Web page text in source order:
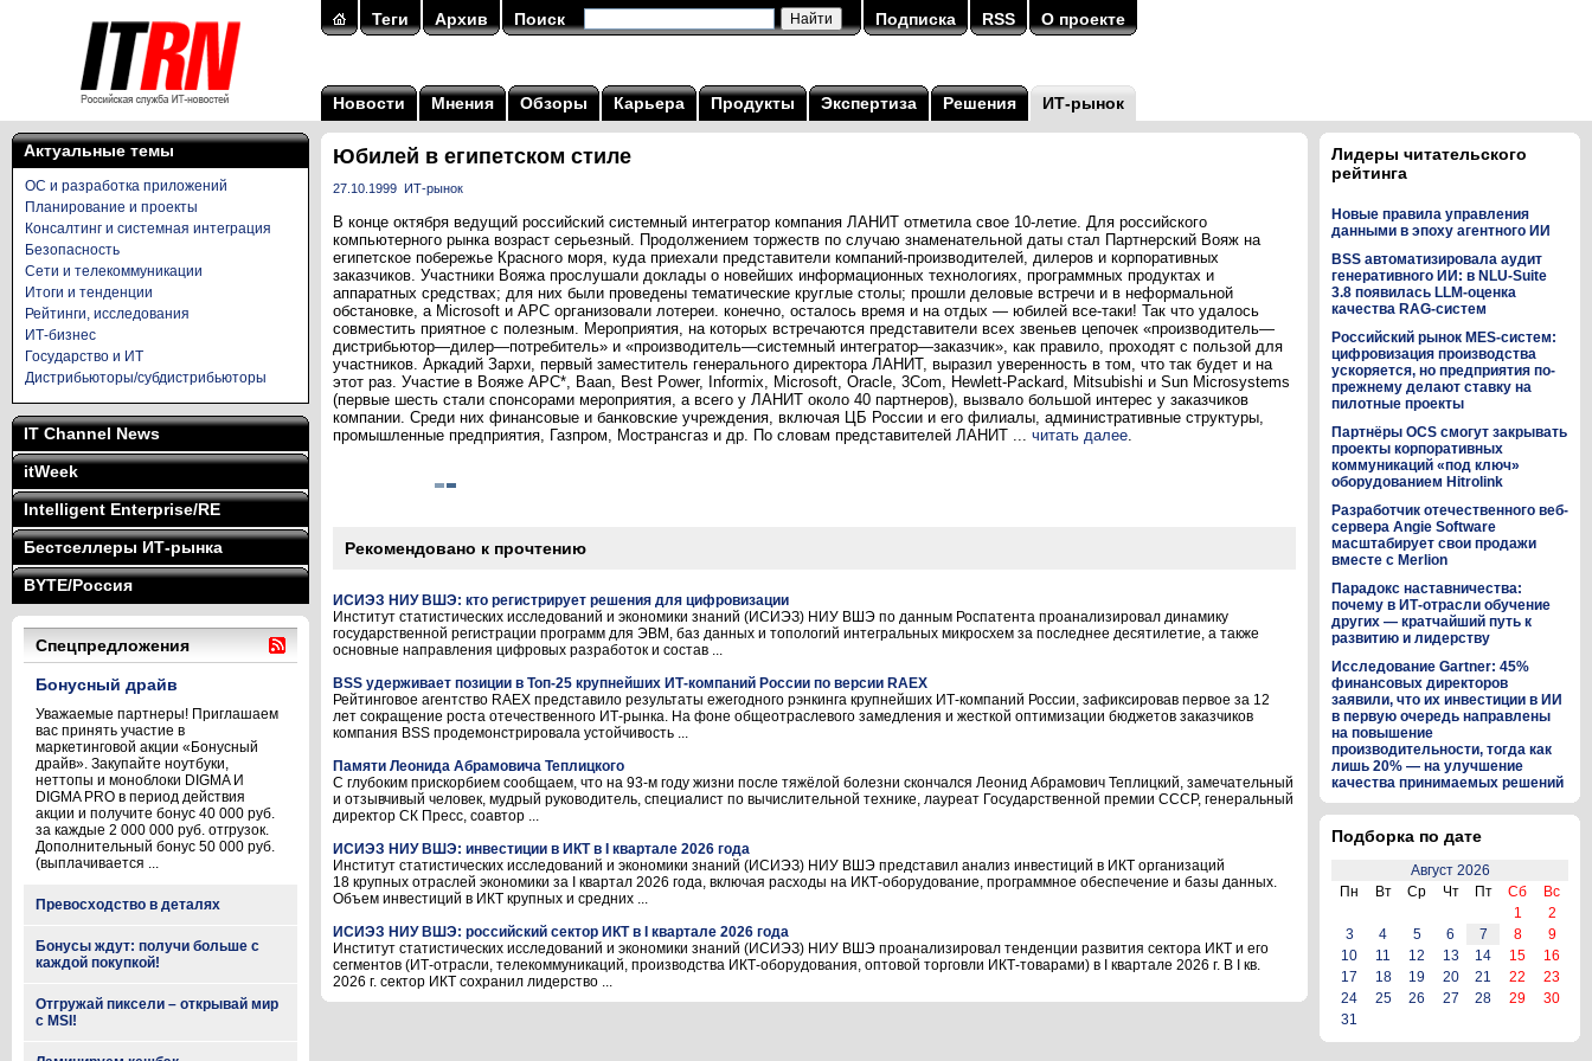
Теги Архив Поиск Подписка RSS О проекте
Новости Мнения Обзоры Карьера Продукты Экспертиза Решения ИТ-рынок
Актуальные темы
ОС и разработка приложений
Планирование и проекты
Консалтинг и системная интеграция
Безопасность
Сети и телекоммуникации
Итоги и тенденции
Рейтинги, исследования
ИТ-бизнес
Государство и ИТ
Дистрибьюторы/субдистрибьюторы
IT Channel News
itWeek
Intelligent Enterprise/RE
Бестселлеры ИТ-рынка
BYTE/Россия
Спецпредложения
Бонусный драйв
Уважаемые партнеры! Приглашаем
вас принять участие в
маркетинговой акции «Бонусный
драйв». Закупайте ноутбуки,
неттопы и моноблоки DIGMA И
DIGMA PRO в период действия
акции и получите бонус 40 000 руб.
за каждые 2 000 000 руб. отгрузок.
Дополнительный бонус 50 000 руб.
(выплачивается ...
Превосходство в деталях
Бонусы ждут: получи больше с
каждой покупкой!
Отгружай пиксели – открывай мир
с MSI!
Юбилей в египетском стиле
27.10.1999 ИТ-рынок
В конце октября ведущий российский системный интегратор компания ЛАНИТ отметила свое 10-летие. Для российского
компьютерного рынка возраст серьезный. Продолжением торжеств по случаю знаменательной даты стал Партнерский Вояж на
египетское побережье Красного моря, куда приехали представители компаний-производителей, дилеров и корпоративных
заказчиков. Участники Вояжа прослушали доклады о новейших информационных технологиях, программных продуктах и
аппаратных средствах; для них были проведены тематические круглые столы; прошли деловые встречи и в неформальной
обстановке, а Microsoft и APC организовали лотереи. конечно, осталось время и на отдых — юбилей все-таки! Так что удалось
совместить приятное с полезным. Мероприятия, на которых встречаются представители всех звеньев цепочек «производитель—
дистрибьютор—дилер—потребитель» и «производитель—системный интегратор—заказчик», как правило, проходят с пользой для
участников. Аркадий Зархи, первый заместитель генерального директора ЛАНИТ, выразил уверенность в том, что так будет и на
этот раз. Участие в Вояже APC*, Baan, Best Power, Informix, Microsoft, Oracle, 3Com, Hewlett-Packard, Mitsubishi и Sun Microsystems
(первые шесть стали спонсорами мероприятия, а всего у ЛАНИТ около 40 партнеров), вызвало большой интерес у заказчиков
компании. Среди них финансовые и банковские учреждения, включая ЦБ России и его филиалы, административные структуры,
промышленные предприятия, Газпром, Мострансгаз и др. По словам представителей ЛАНИТ ... читать далее.
Рекомендовано к прочтению
ИСИЭЗ НИУ ВШЭ: кто регистрирует решения для цифровизации
Институт статистических исследований и экономики знаний (ИСИЭЗ) НИУ ВШЭ по данным Роспатента проанализировал динамику
государственной регистрации программ для ЭВМ, баз данных и топологий интегральных микросхем за последнее десятилетие, а также
основные направления цифровых разработок и состав ...
BSS удерживает позиции в Топ-25 крупнейших ИТ-компаний России по версии RAEX
Рейтинговое агентство RAEX представило результаты ежегодного рэнкинга крупнейших ИТ-компаний России, зафиксировав первое за 12
лет сокращение роста отечественного ИТ-рынка. На фоне общеотраслевого замедления и жесткой оптимизации бюджетов заказчиков
компания BSS продемонстрировала устойчивость ...
Памяти Леонида Абрамовича Теплицкого
С глубоким прискорбием сообщаем, что на 93-м году жизни после тяжёлой болезни скончался Леонид Абрамович Теплицкий, замечательный
и отзывчивый человек, мудрый руководитель, специалист по вычислительной технике, лауреат Государственной премии СССР, генеральный
директор СК Пресс, соавтор ...
ИСИЭЗ НИУ ВШЭ: инвестиции в ИКТ в I квартале 2026 года
Институт статистических исследований и экономики знаний (ИСИЭЗ) НИУ ВШЭ представил анализ инвестиций в ИКТ организаций
18 крупных отраслей экономики за I квартал 2026 года, включая расходы на ИКТ-оборудование, программное обеспечение и базы данных.
Объем инвестиций в ИКТ крупных и средних ...
ИСИЭЗ НИУ ВШЭ: российский сектор ИКТ в I квартале 2026 года
Институт статистических исследований и экономики знаний (ИСИЭЗ) НИУ ВШЭ проанализировал тенденции развития сектора ИКТ и его
сегментов (ИТ-отрасли, телекоммуникаций, производства ИКТ-оборудования, оптовой торговли ИКТ-товарами) в I квартале 2026 г. В I кв.
2026 г. сектор ИКТ сохранил лидерство ...
Лидеры читательского
рейтинга
Новые правила управления
данными в эпоху агентного ИИ
BSS автоматизировала аудит
генеративного ИИ: в NLU-Suite
3.8 появилась LLM-оценка
качества RAG-систем
Российский рынок MES-систем:
цифровизация производства
ускоряется, но предприятия по-
прежнему делают ставку на
пилотные проекты
Партнёры OCS смогут закрывать
проекты корпоративных
коммуникаций «под ключ»
оборудованием Hitrolink
Разработчик отечественного веб-
сервера Angie Software
масштабирует свои продажи
вместе с Merlion
Парадокс наставничества:
почему в ИТ-отрасли обучение
других — кратчайший путь к
развитию и лидерству
Исследование Gartner: 45%
финансовых директоров
заявили, что их инвестиции в ИИ
в первую очередь направлены
на повышение
производительности, тогда как
лишь 20% — на улучшение
качества принимаемых решений
Подборка по дате
Август 2026
Пн
Вт Ср Чт Пт Сб
Вс
1
2
3
4 5 6 7 8
9
10
11 12 13 14 15
16
17
18 19 20 21 22
23
24
25 26 27 28 29
30
31